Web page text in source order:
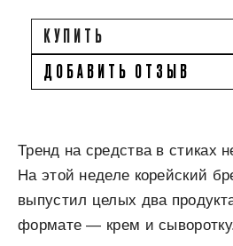
КУПИТЬ
ДОБАВИТЬ ОТЗЫВ
Тренд на средства в стиках
На этой неделе корейский
выпустил целых два
формате — крем и